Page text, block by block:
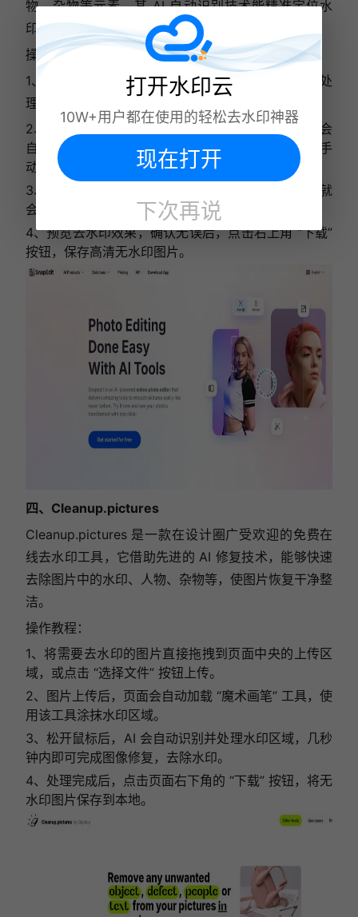
物、杂物等元素。其 AI 自动识别技术能精准定位水
印，高效完成去除工作。
操作教程：
1、打开软件，点击首页的 “上传图片” 按钮，选择要处
理的带水印图片。
2、
进入编辑界面后，点击 “AI 去水印” 模式，软件会
自动检测图片中的水印。若 AI 未识别完全，可使用手
动刷子工具标记水印区域。
3、
标记完成后，点击 “去除” 按钮，等待几秒，水印就
会自动消失。
4、预览去水印效果，确认无误后，点击右上角 “下载”
按钮，保存高清无水印图片。
四、Cleanup.pictures
Cleanup.pictures 是一款在设计圈广受欢迎的免费在
线去水印工具，它借助先进的 AI 修复技术，能够快速
去除图片中的水印、人物、杂物等，使图片恢复干净整
洁。
操作教程：
1、将需要去水印的图片直接拖拽到页面中央的上传区
域，或点击 “选择文件” 按钮上传。
2、图片上传后，页面会自动加载 “魔术画笔” 工具，使
用该工具涂抹水印区域。
3、松开鼠标后，AI 会自动识别并处理水印区域，几秒
钟内即可完成图像修复，去除水印。
4、处理完成后，点击页面右下角的 “下载” 按钮，将无
水印图片保存到本地。
打开水印云
10W+用户都在使用的轻松去水印神器
现在打开
下次再说